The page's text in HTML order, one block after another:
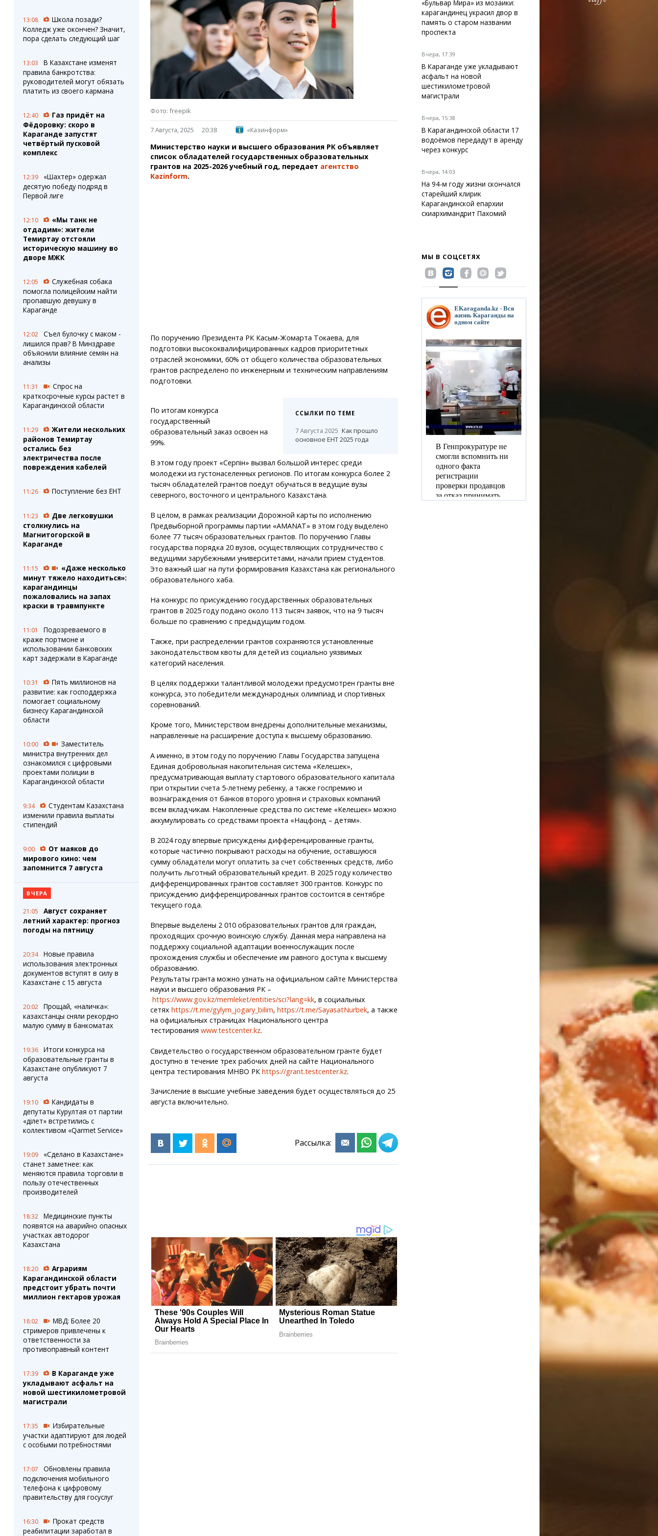
Коллаж недели
Ешкин гороскоп
Пробки
Карта Караганды
Организации
Мой участковый
Перекрытие дорог
Темиртау
Балхаш
Жезказган
Медиа
Фото
Видео
Timelapse
Сервисы
Переводчик
Справочник
Расписание транспорта
Автобусные остановки
Каталог компаний
Купить шины, легко!
13:08
Школа позади?
Колледж уже окончен? Значит,
пора сделать следующий шаг
13:03
В Казахстане изменят
правила банкротства:
руководителей могут обязать
платить из своего кармана
12:40
Газ придёт на
Фёдоровку: скоро в
Караганде запустят
четвёртый пусковой
комплекс
12:39
«Шахтер» одержал
десятую победу подряд в
Первой лиге
12:10
«Мы танк не
отдадим»: жители
Темиртау отстояли
историческую машину во
дворе МЖК
12:05
Служебная собака
помогла полицейским найти
пропавшую девушку в
Караганде
12:02
Съел булочку с маком -
лишился прав? В Минздраве
объяснили влияние семян на
анализы
11:31
Спрос на
краткосрочные курсы растет в
Карагандинской области
11:29
Жители нескольких
районов Темиртау
остались без
электричества после
повреждения кабелей
11:26 Поступление без ЕНТ
11:23
Две легковушки
столкнулись на
Магнитогорской в
Караганде
11:15
«Даже несколько
минут тяжело находиться»:
карагандинцы
пожаловались на запах
краски в травмпункте
11:01
Подозреваемого в
краже портмоне и
использовании банковских
карт задержали в Караганде
10:31
Пять миллионов на
развитие: как господдержка
помогает социальному
бизнесу Карагандинской
области
10:00
Заместитель
министра внутренних дел
ознакомился с цифровыми
проектами полиции в
Карагандинской области
9:34
Студентам Казахстана
изменили правила выплаты
стипендий
9:00
От маяков до
мирового кино: чем
запомнится 7 августа
ВЧЕРА
21:05
Август сохраняет
летний характер: прогноз
погоды на пятницу
20:34
Новые правила
использования электронных
документов вступят в силу в
Казахстане с 15 августа
20:02
Прощай, «наличка»:
казахстанцы сняли рекордно
малую сумму в банкоматах
19:36
Итоги конкурса на
образовательные гранты в
Казахстане опубликуют 7
августа
19:10
Кандидаты в
депутаты Курултая от партии
«Әділет» встретились с
коллективом «Qarmet Service»
19:09
«Сделано в Казахстане»
станет заметнее: как
меняются правила торговли в
пользу отечественных
производителей
18:32
Медицинские пункты
появятся на аварийно опасных
участках автодорог
Казахстана
18:20
Аграриям
Карагандинской области
предстоит убрать почти
миллион гектаров урожая
18:02
МВД: Более 20
стримеров привлечены к
ответственности за
противоправный контент
17:39
В Караганде уже
укладывают асфальт на
новой шестикилометровой
магистрали
17:35
Избирательные
участки адаптируют для людей
с особыми потребностями
17:07
Обновлены правила
подключения мобильного
телефона к цифровому
правительству для госуслуг
16:30
Прокат средств
реабилитации заработал в
Фото: freepik
7 Августа, 2025 20:38 «Казинформ»
Министерство науки и высшего образования РК объявляет
список обладателей государственных образовательных
грантов на 2025-2026 учебный год, передает агентство
Kazinform.
По поручению Президента РК Касым-Жомарта Токаева, для
подготовки высококвалифицированных кадров приоритетных
отраслей экономики, 60% от общего количества образовательных
грантов распределено по инженерным и техническим направлениям
подготовки.
ССЫЛКИ ПО ТЕМЕ
7 Августа 2025 Как прошло
основное ЕНТ 2025 года
По итогам конкурса
государственный
образовательный заказ освоен на
99%.
В этом году проект «Серпін» вызвал большой интерес среди
молодежи из густонаселенных регионов. По итогам конкурса более 2
тысяч обладателей грантов поедут обучаться в ведущие вузы
северного, восточного и центрального Казахстана.
В целом, в рамках реализации Дорожной карты по исполнению
Предвыборной программы партии «AMANAT» в этом году выделено
более 77 тысяч образовательных грантов. По поручению Главы
государства порядка 20 вузов, осуществляющих сотрудничество с
ведущими зарубежными университетами, начали прием студентов.
Это важный шаг на пути формирования Казахстана как регионального
образовательного хаба.
На конкурс по присуждению государственных образовательных
грантов в 2025 году подано около 113 тысяч заявок, что на 9 тысяч
больше по сравнению с предыдущим годом.
Также, при распределении грантов сохраняются установленные
законодательством квоты для детей из социально уязвимых
категорий населения.
В целях поддержки талантливой молодежи предусмотрен гранты вне
конкурса, это победители международных олимпиад и спортивных
соревнований.
Кроме того, Министерством внедрены дополнительные механизмы,
направленные на расширение доступа к высшему образованию.
А именно, в этом году по поручению Главы Государства запущена
Единая добровольная накопительная система «Келешек»,
предусматривающая выплату стартового образовательного капитала
при открытии счета 5-летнему ребенку, а также госпремию и
вознаграждения от банков второго уровня и страховых компаний
всем вкладчикам. Накопленные средства по системе «Келешек» можно
аккумулировать со средствами проекта «Нацфонд – детям».
В 2024 году впервые присуждены дифференцированные гранты,
которые частично покрывают расходы на обучение, оставшуюся
сумму обладатели могут оплатить за счет собственных средств, либо
получить льготный образовательный кредит. В 2025 году количество
дифференцированных грантов составляет 300 грантов. Конкурс по
присуждению дифференцированных грантов состоится в сентябре
текущего года.
Впервые выделены 2 010 образовательных грантов для граждан,
проходящих срочную воинскую службу. Данная мера направлена на
поддержку социальной адаптации военнослужащих после
прохождения службы и обеспечение им равного доступа к высшему
образованию.
Результаты гранта можно узнать на официальном сайте Министерства
науки и высшего образования РК –
https://www.gov.kz/memleket/entities/sci?lang=kk, в социальных
сетях https://t.me/gylym_jogary_bilim, https://t.me/SayasatNurbek, а также
на официальных страницах Национального центра
тестирования www.testcenter.kz.
Свидетельство о государственном образовательном гранте будет
доступно в течение трех рабочих дней на сайте Национального
центра тестирования МНВО РК https://grant.testcenter.kz.
Зачисление в высшие учебные заведения будет осуществляться до 25
августа включительно.
Рассылка:
«Бульвар Мира» из мозаики:
карагандинец украсил двор в
память о старом названии
проспекта
Вчера, 17:39
В Караганде уже укладывают
асфальт на новой
шестикилометровой
магистрали
Вчера, 15:38
В Карагандинской области 17
водоёмов передадут в аренду
через конкурс
Вчера, 14:03
На 94-м году жизни скончался
старейший клирик
Карагандинской епархии
схиархимандрит Пахомий
МЫ В СОЦСЕТЯХ
EKaraganda.kz - Вся
жизнь Караганды на
одном сайте